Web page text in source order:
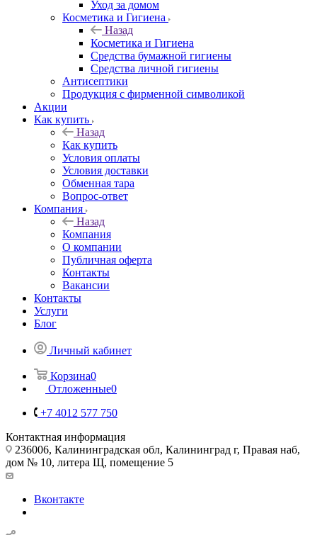
Уход за домом
Косметика и Гигиена
Назад
Косметика и Гигиена
Средства бумажной гигиены
Средства личной гигиены
Антисептики
Продукция с фирменной символикой
Акции
Как купить
Назад
Как купить
Условия оплаты
Условия доставки
Обменная тара
Вопрос-ответ
Компания
Назад
Компания
О компании
Публичная оферта
Контакты
Вакансии
Контакты
Услуги
Блог
Личный кабинет
Корзина0
Отложенные0
+7 4012 577 750
Контактная информация
236006, Калининградская обл, Калининград г, Правая наб,
дом № 10, литера Щ, помещение 5
Вконтакте